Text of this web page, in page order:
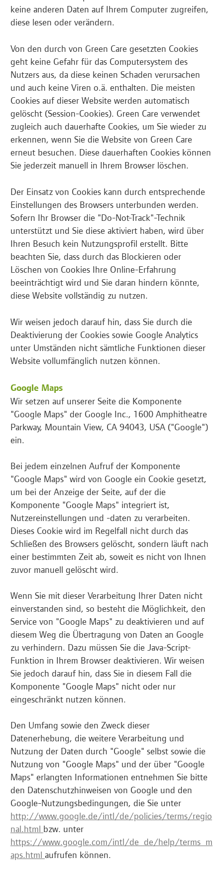
keine anderen Daten auf Ihrem Computer zugreifen,
diese lesen oder verändern.
Von den durch von Green Care gesetzten Cookies
geht keine Gefahr für das Computersystem des
Nutzers aus, da diese keinen Schaden verursachen
und auch keine Viren o.ä. enthalten. Die meisten
Cookies auf dieser Website werden automatisch
gelöscht (Session-Cookies). Green Care verwendet
zugleich auch dauerhafte Cookies, um Sie wieder zu
erkennen, wenn Sie die Website von Green Care
erneut besuchen. Diese dauerhaften Cookies können
Sie jederzeit manuell in Ihrem Browser löschen.
Der Einsatz von Cookies kann durch entsprechende
Einstellungen des Browsers unterbunden werden.
Sofern Ihr Browser die "Do-Not-Track"-Technik
unterstützt und Sie diese aktiviert haben, wird über
Ihren Besuch kein Nutzungsprofil erstellt. Bitte
beachten Sie, dass durch das Blockieren oder
Löschen von Cookies Ihre Online-Erfahrung
beeinträchtigt wird und Sie daran hindern könnte,
diese Website vollständig zu nutzen.
Wir weisen jedoch darauf hin, dass Sie durch die
Deaktivierung der Cookies sowie Google Analytics
unter Umständen nicht sämtliche Funktionen dieser
Website vollumfänglich nutzen können.
Google Maps
Wir setzen auf unserer Seite die Komponente
"Google Maps" der Google Inc., 1600 Amphitheatre
Parkway, Mountain View, CA 94043, USA ("Google")
ein.
Bei jedem einzelnen Aufruf der Komponente
"Google Maps" wird von Google ein Cookie gesetzt,
um bei der Anzeige der Seite, auf der die
Komponente "Google Maps" integriert ist,
Nutzereinstellungen und -daten zu verarbeiten.
Dieses Cookie wird im Regelfall nicht durch das
Schließen des Browsers gelöscht, sondern läuft nach
einer bestimmten Zeit ab, soweit es nicht von Ihnen
zuvor manuell gelöscht wird.
Wenn Sie mit dieser Verarbeitung Ihrer Daten nicht
einverstanden sind, so besteht die Möglichkeit, den
Service von "Google Maps" zu deaktivieren und auf
diesem Weg die Übertragung von Daten an Google
zu verhindern. Dazu müssen Sie die Java-Script-
Funktion in Ihrem Browser deaktivieren. Wir weisen
Sie jedoch darauf hin, dass Sie in diesem Fall die
Komponente "Google Maps" nicht oder nur
eingeschränkt nutzen können.
Den Umfang sowie den Zweck dieser
Datenerhebung, die weitere Verarbeitung und
Nutzung der Daten durch "Google" selbst sowie die
Nutzung von "Google Maps" und der über "Google
Maps" erlangten Informationen entnehmen Sie bitte
den Datenschutzhinweisen von Google und den
Google-Nutzungsbedingungen, die Sie unter
http://www.google.de/intl/de/policies/terms/regio
nal.html bzw. unter
https://www.google.com/intl/de_de/help/terms_m
aps.html aufrufen können.